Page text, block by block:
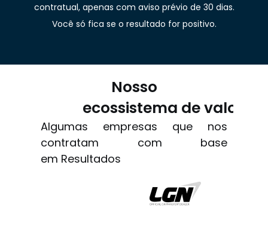
contratual, apenas com aviso prévio de 30 dias.
Você só fica se o resultado for positivo.
Nosso
ecossistema de valor
Algumas empresas que nos
contratam com base
em Resultados